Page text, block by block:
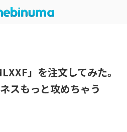
」を注文してみた。
スもっと攻めちゃう